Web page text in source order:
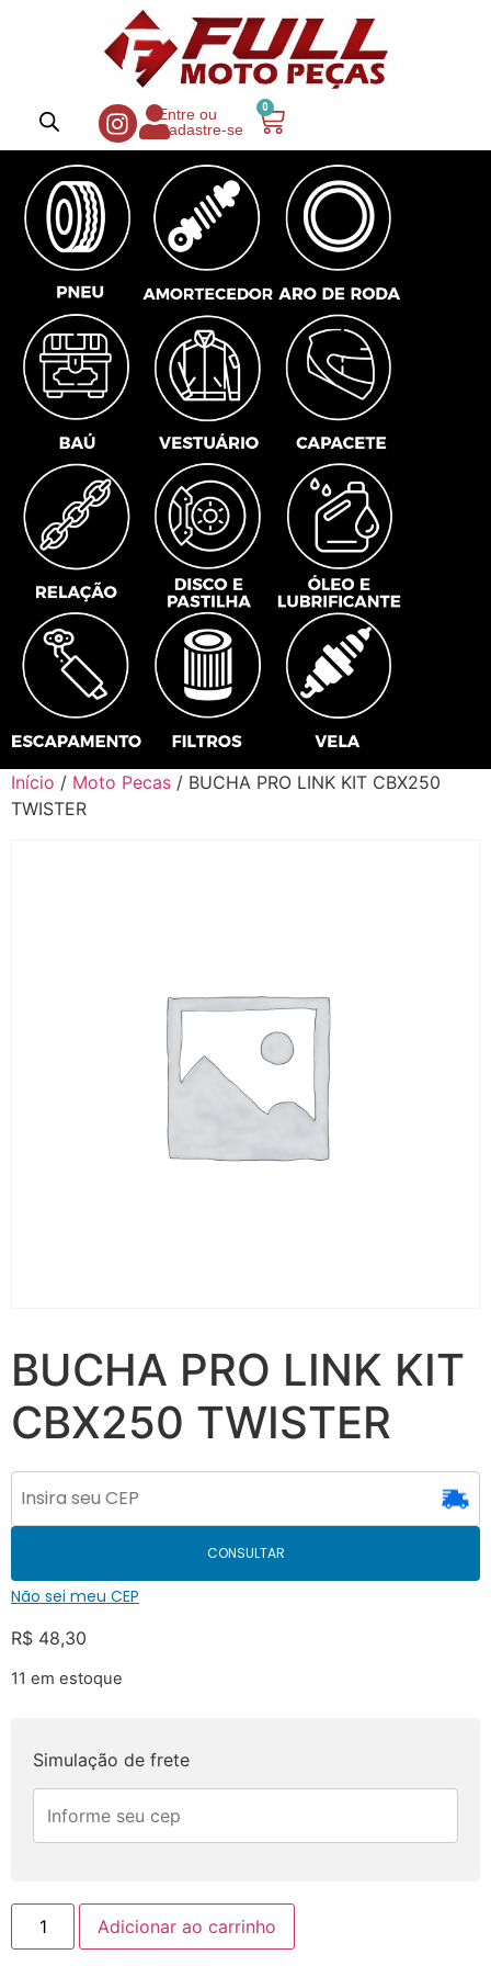
Entre ou
Cadastre-se
0
Início / Moto Pecas / BUCHA PRO LINK KIT CBX250
TWISTER
BUCHA PRO LINK KIT
CBX250 TWISTER
CONSULTAR
Não sei meu CEP
R$ 48,30
11 em estoque
Simulação de frete
Adicionar ao carrinho